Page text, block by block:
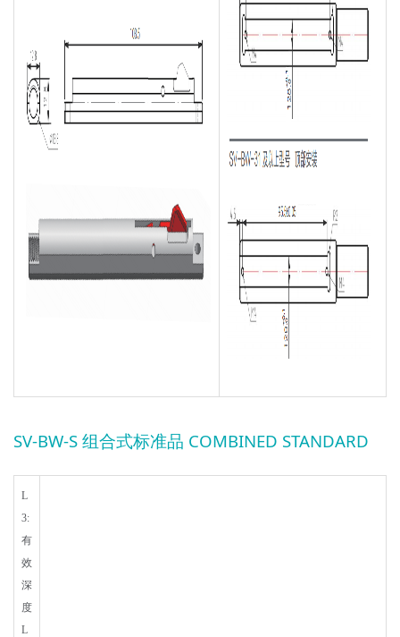
SV-BW-S 组合式标准品 COMBINED STANDARD
L
3:
有
效
深
度
L